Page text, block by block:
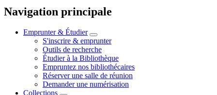
Navigation principale
Emprunter & Étudier
S'inscrire & emprunter
Outils de recherche
Étudier à la Bibliothèque
Empruntez nos bibliothécaires
Réserver une salle de réunion
Demander une numérisation
Collections